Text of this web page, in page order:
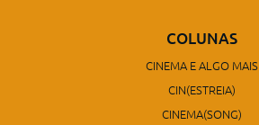
COLUNAS
CINEMA E ALGO MAIS
CIN(ESTREIA)
CINEMA(SONG)